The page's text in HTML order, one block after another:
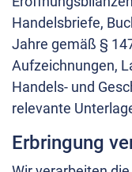
Handelsbriefe,
Jahre gemäß §
Aufzeichnungen,
Handels- und
relevante
Erbringung